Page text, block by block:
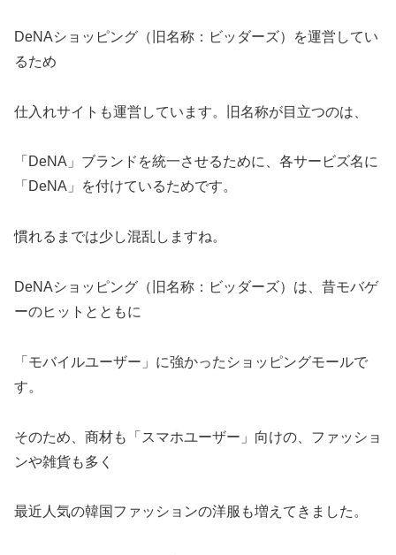
DeNAショッピング（旧名称：ビッダーズ）を運営してい
るため
仕入れサイトも運営しています。旧名称が目立つのは、
「DeNA」ブランドを統一させるために、各サービズ名に
「DeNA」を付けているためです。
慣れるまでは少し混乱しますね。
DeNAショッピング（旧名称：ビッダーズ）は、昔モバゲ
ーのヒットとともに
「モバイルユーザー」に強かったショッピングモールで
す。
そのため、商材も「スマホユーザー」向けの、ファッショ
ンや雑貨も多く
最近人気の韓国ファッションの洋服も増えてきました。